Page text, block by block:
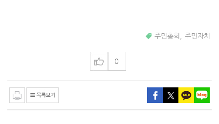
주민총회 주민자치
0